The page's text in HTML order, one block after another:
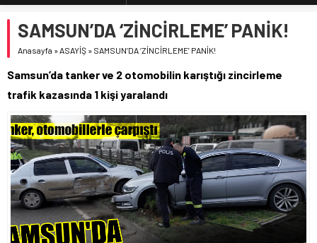
GERİ SAYIM BAŞLADI
47,5939
EURO
6.488,95
SAMSUN’DA ‘ZİNCİRLEME’ PANİK!
Anasayfa »ASAYİŞ » SAMSUN’DA ‘ZİNCİRLEME’ PANİK!
Samsun’da tanker ve 2 otomobilin karıştığı zincirleme
trafik kazasında 1 kişi yaralandı